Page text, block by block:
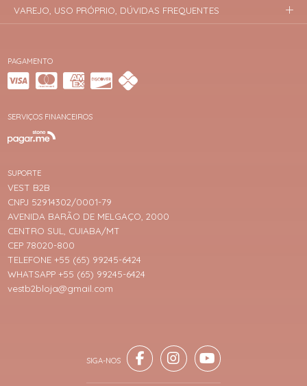
PAGAMENTO
SERVIÇOS FINANCEIROS
SUPORTE
VEST B2B
CNPJ 52914302/0001-79
AVENIDA BARÃO DE MELGAÇO, 2000
CENTRO SUL, CUIABA/MT
CEP 78020-800
TELEFONE +55 (65) 99245-6424
WHATSAPP +55 (65) 99245-6424
vestb2bloja@gmail.com
VAREJO, USO PRÓPRIO, DÚVIDAS FREQUENTES